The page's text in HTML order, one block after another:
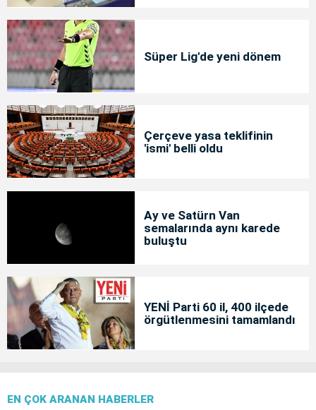
Süper Lig'de yeni dönem
Çerçeve yasa teklifinin
'ismi' belli oldu
Ay ve Satürn Van
semalarında aynı karede
buluştu
YENİ Parti 60 il, 400 ilçede
örgütlenmesini tamamlandı
EN ÇOK ARANAN HABERLER